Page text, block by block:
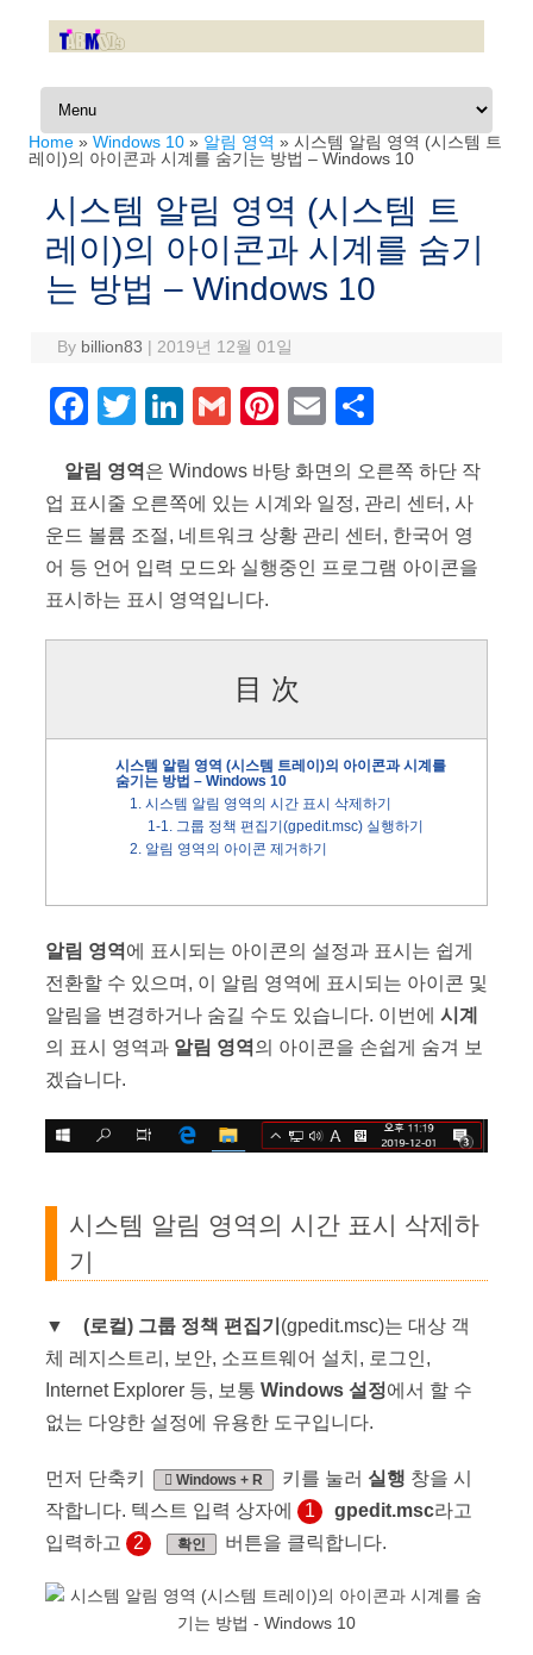
Skip to content
Home » Windows 10 » 알림 영역 » 시스템 알림 영역 (시스템 트
레이)의 아이콘과 시계를 숨기는 방법 – Windows 10
시스템 알림 영역 (시스템 트
레이)의 아이콘과 시계를 숨기
는 방법 – Windows 10
By billion83 | 2019년 12월 01일
F
c
e
b
o
o
T
tt
er
Li
k
e
dI
n
G
ail
Pi
er
e
st
E
ail ar
e
알림 영역 은 Windows 바탕 화면의 오른쪽 하단 작
업 표시줄 오른쪽에 있는 시계와 일정, 관리 센터, 사
운드 볼륨 조절, 네트워크 상황 관리 센터, 한국어 영
어 등 언어 입력 모드와 실행중인 프로그램 아이콘을
표시하는 표시 영역입니다.
目 次
시스템 알림 영역 (시스템 트레이)의 아이콘과 시계를
숨기는 방법 – Windows 10
1. 시스템 알림 영역의 시간 표시 삭제하기
1-1. 그룹 정책 편집기(gpedit.msc) 실행하기
2. 알림 영역의 아이콘 제거하기
알림 영역 에 표시되는 아이콘의 설정과 표시는 쉽게
전환할 수 있으며, 이 알림 영역에 표시되는 아이콘 및
알림을 변경하거나 숨길 수도 있습니다. 이번에 시계
의 표시 영역과 알림 영역 의 아이콘을 손쉽게 숨겨 보
겠습니다.
시스템 알림 영역의 시간 표시 삭제하
기
▼ (로컬) 그룹 정책 편집기 (gpedit.msc)는 대상 객
체 레지스트리, 보안, 소프트웨어 설치, 로그인,
Internet Explorer 등, 보통 Windows 설정에서 할 수
없는 다양한 설정에 유용한 도구입니다.
먼저 단축키 Windows + R 키를 눌러 실행 창을 시
작합니다. 텍스트 입력 상자에
1 gpedit.msc라고
입력하고
2 확인 버튼을 클릭합니다.